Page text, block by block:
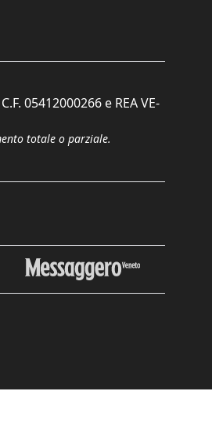
05412000266 e REA VE-
totale o parziale.